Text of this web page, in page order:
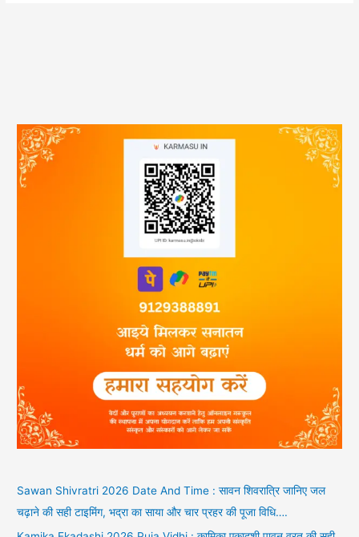
Sawan Shivratri 2026 Date And Time : सावन शिवरात्रि जानिए जल
चढ़ाने की सही टाइमिंग, भद्रा का साया और चार प्रहर की पूजा विधि….